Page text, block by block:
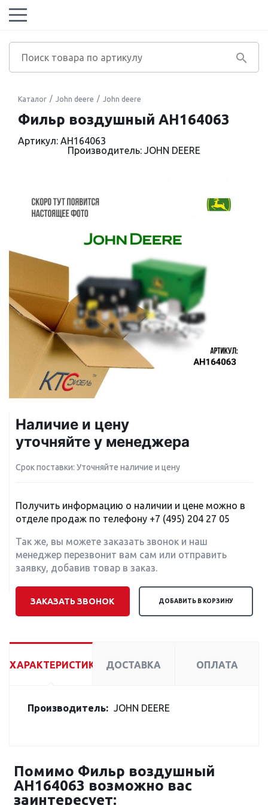
Каталог John deere John deere
Фильр воздушный AH164063
Артикул: AH164063
Производитель: JOHN DEERE
Наличие и цену
уточняйте у менеджера
Срок поставки: Уточняйте наличие и цену
Получить информацию о наличии и цене можно в
отделе продаж по телефону +7 (495) 204 27 05
Так же, вы можете заказать звонок и наш
менеджер перезвонит вам сам или отправить
заявку, добавив товар в заказ.
ЗАКАЗАТЬ ЗВОНОК ДОБАВИТЬ В КОРЗИНУ
ХАРАКТЕРИСТИКИ ДОСТАВКА ОПЛАТА
Производитель: JOHN DEERE
Помимо Фильр воздушный
AH164063 возможно вас
заинтересует: